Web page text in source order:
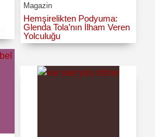
Magazin
Hemşirelikten Podyuma:
Glenda Tola’nın İlham Veren
Yolculuğu